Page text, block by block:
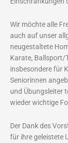
Wir möchte alle
auch auf unser
neugestaltete
Karate, Ballsport/
insbesondere für
Seniorinnen
und Übungsleiter
wieder wichtige
Der Dank des
für ihre geleistete